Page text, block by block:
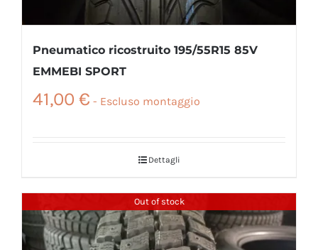
Pneumatico ricostruito 195/55R15 85V
EMMEBI SPORT
41,00 €
Dettagli
Out of stock